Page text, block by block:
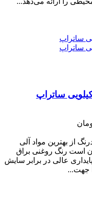
ساتراپ
از بهترین مواد آلی
است رنگ روغنی براق
عالی در ﺑﺮاﺑﺮ ﺳﺎﯾﺶ
ﺟﻬﺖ...